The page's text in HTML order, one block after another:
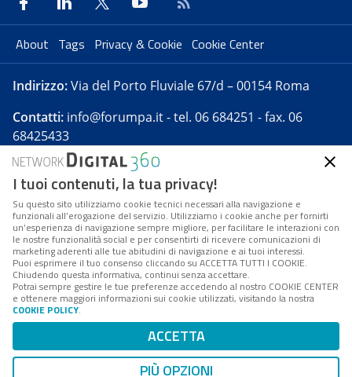
About Tags Privacy & Cookie Cookie Center
Indirizzo:Via del Porto Fluviale 67/d – 00154 Roma
Contatti: info@forumpa.it- tel. 06 684251 - fax. 06
68425433
Forumpa.itè una pubblicazione telematica iscritta
presso Registro della stampa del Tribunale di Roma -
Reg. n. 182 del 2 maggio 2008 - Direttore resp. Michela
Stentella
FPA s.r.l. è società soggetta a Direzione e
Coordinamento da parte di Digital360 S.p.A. - FPA s.r.l.
è un'azienda certificata per il sistema di management
Codice Fiscale/Partita IVA n. 10693191008 - R.E.A. Roma
n. 1249791. ISP AWS
Mappa del sito
I tuoi contenuti, la tua privacy!
Su questo sito utilizziamo cookie tecnici necessari alla navigazione e
funzionali all’erogazione del servizio. Utilizziamo i cookie anche per fornirti
un’esperienza di navigazione sempre migliore, per facilitare le interazioni con
le nostre funzionalità social e per consentirti di ricevere comunicazioni di
marketing aderenti alle tue abitudini di navigazione e ai tuoi interessi.
Puoi esprimere il tuo consenso cliccando su ACCETTA TUTTI I COOKIE.
Chiudendo questa informativa, continui senza accettare.
Potrai sempre gestire le tue preferenze accedendo al nostro COOKIE CENTER
e ottenere maggiori informazioni sui cookie utilizzati, visitando la nostra
COOKIE POLICY.
ACCETTA
PIÙ OPZIONI